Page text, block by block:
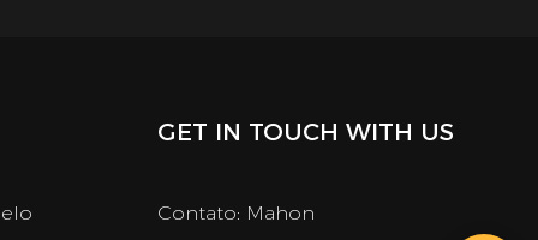
GET IN TOUCH WITH US
Contato: Mahon